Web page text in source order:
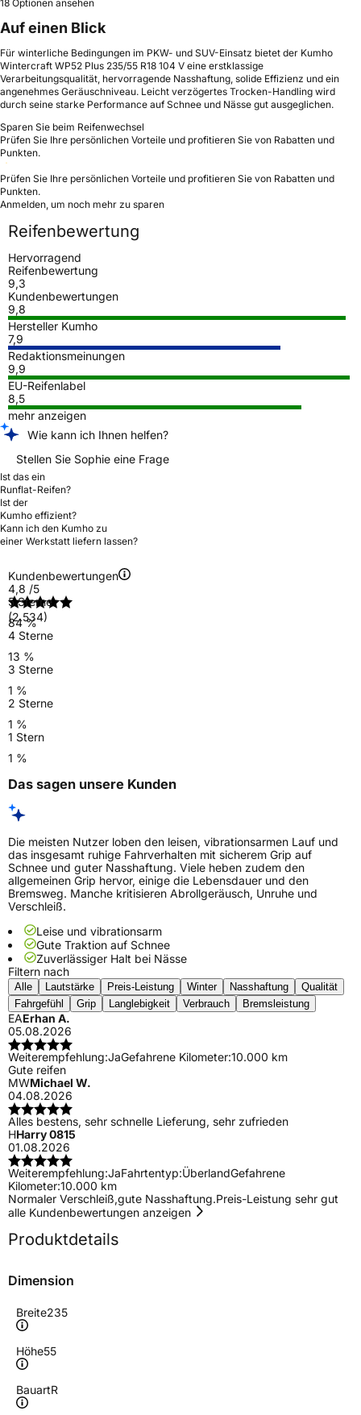
18 Optionen ansehen
Auf einen Blick
Für winterliche Bedingungen im PKW- und SUV-Einsatz bietet der Kumho
Wintercraft WP52 Plus 235/55 R18 104 V eine erstklassige
Verarbeitungsqualität, hervorragende Nasshaftung, solide Effizienz und ein
angenehmes Geräuschniveau. Leicht verzögertes Trocken-Handling wird
durch seine starke Performance auf Schnee und Nässe gut ausgeglichen.
Sparen Sie beim Reifenwechsel
Prüfen Sie Ihre persönlichen Vorteile und profitieren Sie von Rabatten und
Punkten.
Prüfen Sie Ihre persönlichen Vorteile und profitieren Sie von Rabatten und
Punkten.
Anmelden, um noch mehr zu sparen
Reifenbewertung
Hervorragend
Reifenbewertung
9,3
Kundenbewertungen
9,8
Hersteller Kumho
7,9
Redaktionsmeinungen
9,9
EU-Reifenlabel
8,5
mehr anzeigen
Wie kann ich Ihnen helfen?
Stellen Sie Sophie eine Frage
Ist das ein
Runflat-Reifen?
Ist der
Kumho effizient?
Kann ich den Kumho zu
einer Werkstatt liefern lassen?
Kundenbewertungen
4,8 /5
(2.534)
5 Sterne
84 %
4 Sterne
13 %
3 Sterne
1 %
2 Sterne
1 %
1 Stern
1 %
Das sagen unsere Kunden
Die meisten Nutzer loben den leisen, vibrationsarmen Lauf und
das insgesamt ruhige Fahrverhalten mit sicherem Grip auf
Schnee und guter Nasshaftung. Viele heben zudem den
allgemeinen Grip hervor, einige die Lebensdauer und den
Bremsweg. Manche kritisieren Abrollgeräusch, Unruhe und
Verschleiß.
Leise und vibrationsarm
Gute Traktion auf Schnee
Zuverlässiger Halt bei Nässe
Filtern nach
Alle Lautstärke Preis-Leistung Winter Nasshaftung
Qualität
Fahrgefühl
Grip Langlebigkeit Verbrauch Bremsleistung
EAErhan A.
05.08.2026
Weiterempfehlung:JaGefahrene Kilometer:10.000 km
Gute reifen
MWMichael W.
04.08.2026
Alles bestens, sehr schnelle Lieferung, sehr zufrieden
HHarry 0815
01.08.2026
Weiterempfehlung:JaFahrtentyp:ÜberlandGefahrene
Kilometer:10.000 km
Normaler Verschleiß,gute Nasshaftung.Preis-Leistung sehr gut
alle Kundenbewertungen anzeigen
Produktdetails
Dimension
Breite235
Höhe55
BauartR